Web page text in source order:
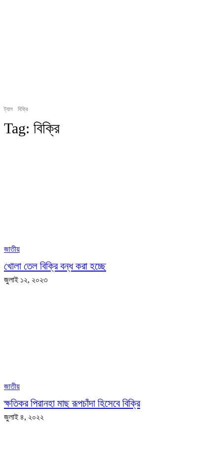
ট্যাগ বিক্রি
Tag: বিক্রি
জাতীয়
খোলা তেল বিক্রি বন্ধ করা হচ্ছে
জুলাই ১২, ২০২৩
জাতীয়
ক্ষতিকর পিরানহা মাছ রূপচাঁদা হিসেবে বিক্রি
জুলাই ৪, ২০২২